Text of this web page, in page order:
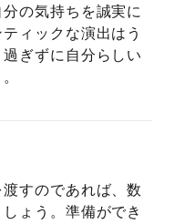
の気持ちを誠実に
ィックな演出はう
ぎずに自分らしい
すのであれば、数
ょう。準備ができ